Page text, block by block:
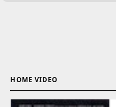
HOME VIDEO